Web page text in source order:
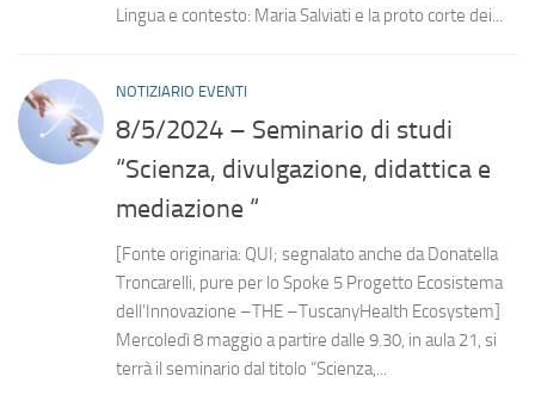
Lingua e contesto: Maria Salviati e la proto corte dei...
NOTIZIARIO EVENTI
8/5/2024 – Seminario di studi
“Scienza, divulgazione, didattica e
mediazione “
[Fonte originaria: QUI; segnalato anche da Donatella
Troncarelli, pure per lo Spoke 5 Progetto Ecosistema
dell’Innovazione –THE –TuscanyHealth Ecosystem]
Mercoledì 8 maggio a partire dalle 9.30, in aula 21, si
terrà il seminario dal titolo “Scienza,...